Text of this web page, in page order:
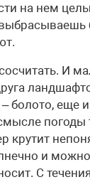
на нем
И
– болото, еще
погоды
крутит
и можно
С